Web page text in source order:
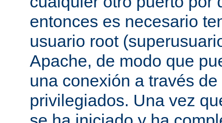
entonces es necesario
usuario root
Apache, de modo que
una conexión a través
privilegiados. Una vez